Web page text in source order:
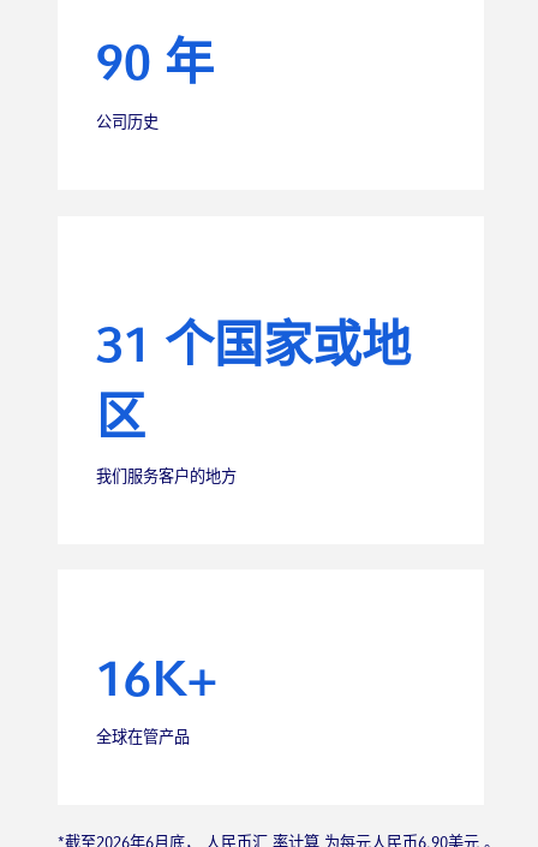
90 年
公司历史
31 个国家或地
区
我们服务客户的地方
16K+
全球在管产品